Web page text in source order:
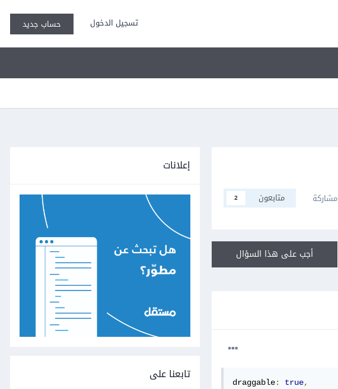
تسجيل الدخول حساب جديد
مشاركة متابعون 2
أجب على هذا السؤال
draggable: true,
إعلانات
تابعنا على